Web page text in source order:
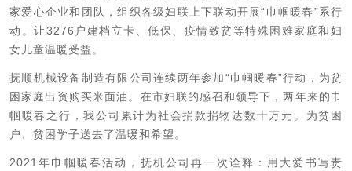
家爱心企业和团队，组织各级妇联上下联动开展“巾帼暖春”系行
动。让3276户建档立卡、低保、疫情致贫等特殊困难家庭和妇
女儿童温暖受益。
抚顺机械设备制造有限公司连续两年参加“巾帼暖春”行动，为贫
困家庭出资购买米面油。在市妇联的感召和领导下，两年来的巾
帼暖春之行，我公司累计为社会捐款捐物达数十万元。为贫困
户、贫困学子送去了温暖和希望。
2021年巾帼暖春活动，抚机公司再一次诠释：用大爱书写责